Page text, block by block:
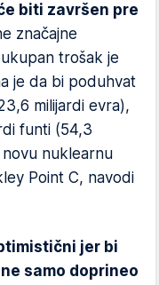
biti završen pre
značajne
trošak je
je da bi poduhvat
milijardi evra),
funti (54,3
nuklearnu
Point C, navodi
jer bi
samo doprineo